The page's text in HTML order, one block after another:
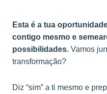
Esta é a tua
contigo mesmo e
possibilidades.Vamos
transformação?
Diz “sim” a ti mesmo e